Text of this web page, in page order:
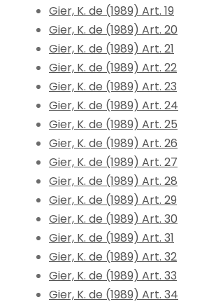
Gier, K. de (1989) Art. 19
Gier, K. de (1989) Art. 20
Gier, K. de (1989) Art. 21
Gier, K. de (1989) Art. 22
Gier, K. de (1989) Art. 23
Gier, K. de (1989) Art. 24
Gier, K. de (1989) Art. 25
Gier, K. de (1989) Art. 26
Gier, K. de (1989) Art. 27
Gier, K. de (1989) Art. 28
Gier, K. de (1989) Art. 29
Gier, K. de (1989) Art. 30
Gier, K. de (1989) Art. 31
Gier, K. de (1989) Art. 32
Gier, K. de (1989) Art. 33
Gier, K. de (1989) Art. 34